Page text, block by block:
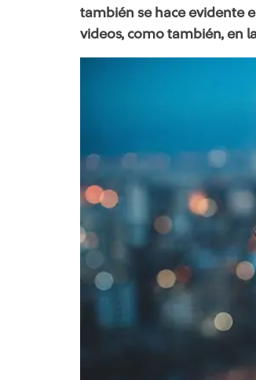
también se hace evidente
videos, como también, en